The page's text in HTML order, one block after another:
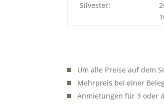
Silvester:
Um alle Preise auf dem
Mehrpreis bei einer
Anmietungen für 3 oder